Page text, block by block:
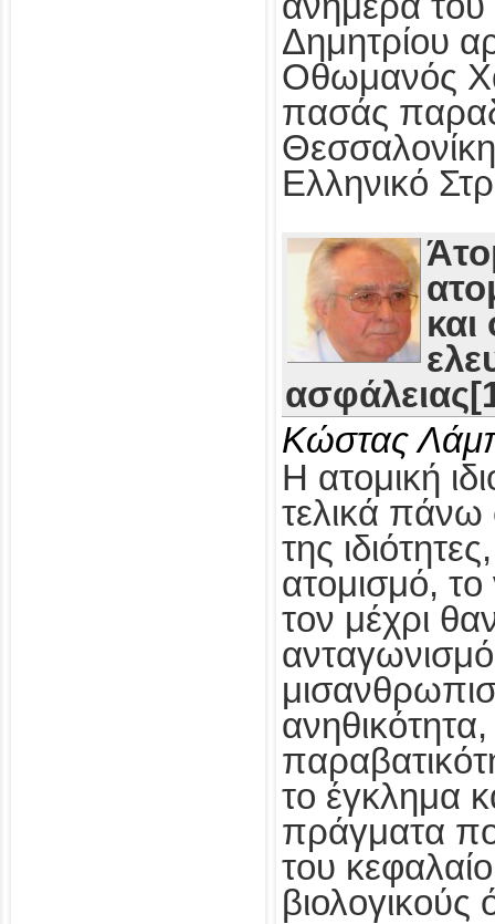
Δημητρίου
Οθωμανός
πασάς
Ελληνικό
Κώστας
Η ατομική
τελικά πάνω
της
ατομισμό,
τον μέχρι
ανηθικότητα,
το έγκλημα
πράγματα
του
βιολογικούς